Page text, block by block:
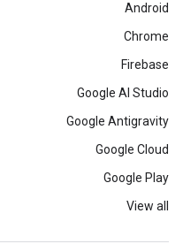
Android
Chrome
Firebase
Google AI Studio
Google Antigravity
Google Cloud
Google Play
View all